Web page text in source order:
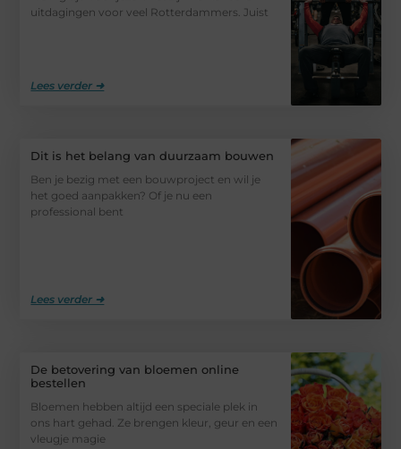
uitdagingen voor veel Rotterdammers. Juist
Lees verder ➜
Dit is het belang van duurzaam bouwen
Ben je bezig met een bouwproject en wil je
het goed aanpakken? Of je nu een
professional bent
Lees verder ➜
De betovering van bloemen online
bestellen
Bloemen hebben altijd een speciale plek in
ons hart gehad. Ze brengen kleur, geur en een
vleugje magie